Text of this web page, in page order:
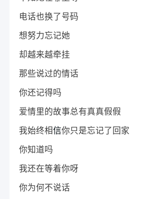
电话也换了号码
想努力忘记她
却越来越牵挂
那些说过的情话
你还记得吗
爱情里的故事总有真真假假
我始终相信你只是忘记了回家
你知道吗
我还在等着你呀
你为何不说话